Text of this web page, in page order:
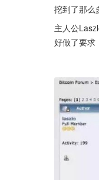
挖到了那么
主人公
好做了要求